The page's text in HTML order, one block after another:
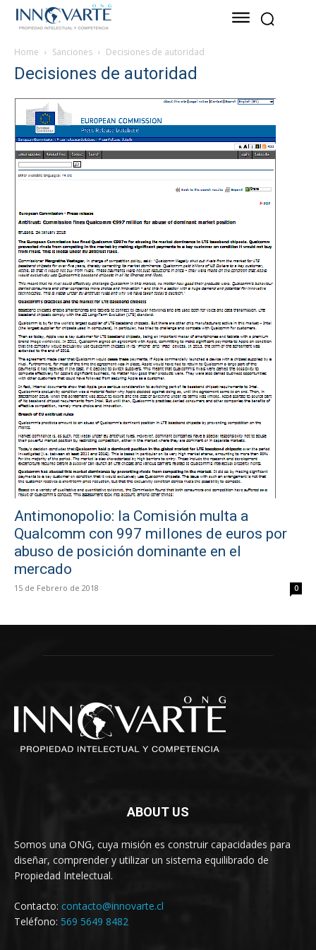
Home Sanciones Decisiones de autoridad
Decisiones de autoridad
Antimonopolio: la Comisión multa a
Qualcomm con 997 millones de euros por
abuso de posición dominante en el
mercado
15 de Febrero de 2018 0
ABOUT US
Somos una ONG, cuya misión es construir capacidades para
diseñar, comprender y utilizar un sistema equilibrado de
Propiedad Intelectual.
Contacto: contacto@innovarte.cl
Teléfono: 569 5649 8482